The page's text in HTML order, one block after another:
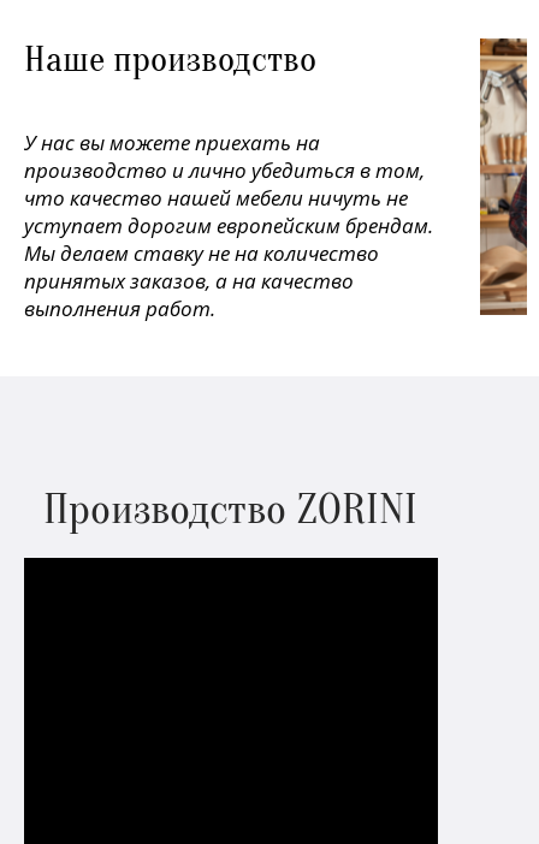
Наше производство
У нас вы можете приехать на
производство и лично убедиться в том,
что качество нашей мебели ничуть не
уступает дорогим европейским брендам.
Мы делаем ставку не на количество
принятых заказов, а на качество
выполнения работ.
Производство ZORINI